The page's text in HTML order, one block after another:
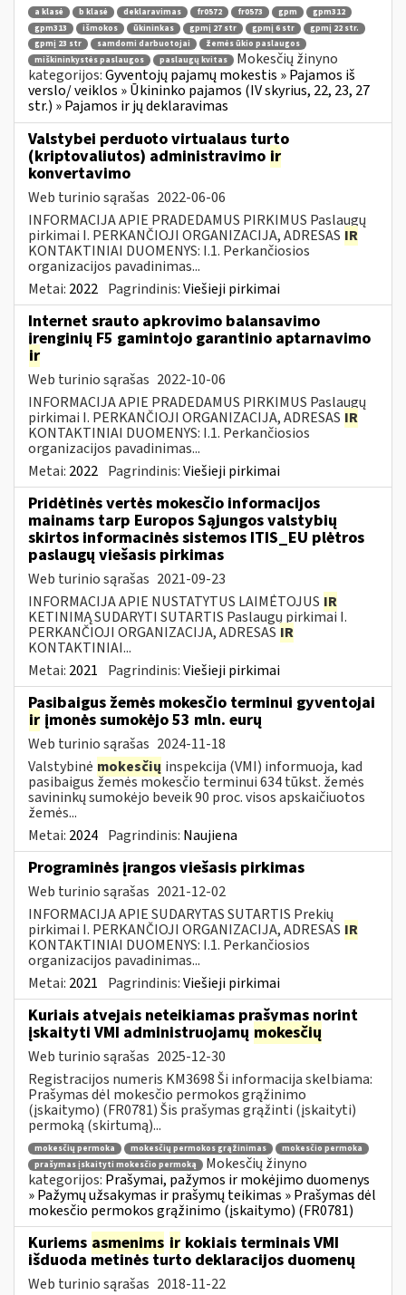
a klasė b klasė deklaravimas fr0572 fr0573 gpm
gpm312
gpm313
išmokos ūkininkas gpmį 27 str gpmį 6 str
gpmį 22 str.
gpmį 23 str
samdomi darbuotojai
žemės ūkio paslaugos
miškininkystės paslaugos
paslaugų kvitas
Mokesčių žinyno
kategorijos:Gyventojų pajamų mokestis » Pajamos iš
verslo/ veiklos » Ūkininko pajamos (IV skyrius, 22, 23, 27
str.) » Pajamos ir jų deklaravimas
Valstybei perduoto virtualaus turto
(kriptovaliutos) administravimo ir
konvertavimo
Web turinio sąrašas 2022-06-06
INFORMACIJA APIE PRADEDAMUS PIRKIMUS Paslaugų
pirkimai I. PERKANČIOJI ORGANIZACIJA, ADRESAS IR
KONTAKTINIAI DUOMENYS: I.1. Perkančiosios
organizacijos pavadinimas...
Metai: 2022 Pagrindinis:Viešieji pirkimai
Internet srauto apkrovimo balansavimo
įrenginių F5 gamintojo garantinio aptarnavimo
ir
Web turinio sąrašas 2022-10-06
INFORMACIJA APIE PRADEDAMUS PIRKIMUS Paslaugų
pirkimai I. PERKANČIOJI ORGANIZACIJA, ADRESAS IR
KONTAKTINIAI DUOMENYS: I.1. Perkančiosios
organizacijos pavadinimas...
Metai: 2022 Pagrindinis:Viešieji pirkimai
Pridėtinės vertės mokesčio informacijos
mainams tarp Europos Sąjungos valstybių
skirtos informacinės sistemos ITIS_EU plėtros
paslaugų viešasis pirkimas
Web turinio sąrašas 2021-09-23
INFORMACIJA APIE NUSTATYTUS LAIMĖTOJUS IR
KETINIMĄ SUDARYTI SUTARTIS Paslaugų pirkimai I.
PERKANČIOJI ORGANIZACIJA, ADRESAS IR
KONTAKTINIAI...
Metai: 2021 Pagrindinis:Viešieji pirkimai
Pasibaigus žemės mokesčio terminui gyventojai
ir įmonės sumokėjo 53 mln. eurų
Web turinio sąrašas 2024-11-18
Valstybinė mokesčių inspekcija (VMI) informuoja, kad
pasibaigus žemės mokesčio terminui 634 tūkst. žemės
savininkų sumokėjo beveik 90 proc. visos apskaičiuotos
žemės...
Metai: 2024 Pagrindinis: Naujiena
Programinės įrangos viešasis pirkimas
Web turinio sąrašas 2021-12-02
INFORMACIJA APIE SUDARYTAS SUTARTIS Prekių
pirkimai I. PERKANČIOJI ORGANIZACIJA, ADRESAS IR
KONTAKTINIAI DUOMENYS: I.1. Perkančiosios
organizacijos pavadinimas...
Metai: 2021 Pagrindinis:Viešieji pirkimai
Kuriais atvejais neteikiamas prašymas norint
įskaityti VMI administruojamų mokesčių
Web turinio sąrašas 2025-12-30
Registracijos numeris KM3698 Ši informacija skelbiama:
Prašymas dėl mokesčio permokos grąžinimo
(įskaitymo) (FR0781) Šis prašymas grąžinti (įskaityti)
permoką (skirtumą)...
mokesčių permoka mokesčių permokos grąžinimas
mokesčio permoka
prašymas įskaityti mokesčio permoką
Mokesčių žinyno
kategorijos: Prašymai, pažymos ir mokėjimo duomenys
» Pažymų užsakymas ir prašymų teikimas » Prašymas dėl
mokesčio permokos grąžinimo (įskaitymo) (FR0781)
Kuriems asmenims ir kokiais terminais VMI
išduoda metinės turto deklaracijos duomenų
Web turinio sąrašas 2018-11-22